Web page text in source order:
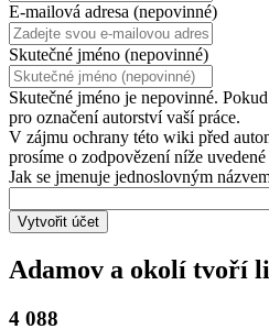
E-mailová adresa (nepovinné)
Skutečné jméno (nepovinné)
Skutečné jméno je nepovinné.
pro označení autorství vaší práce.
V zájmu ochrany této wiki před
prosíme o zodpovězení níže
Jak se jmenuje jednoslovným
Vytvořit účet
Adamov a okolí tvoří
4 088